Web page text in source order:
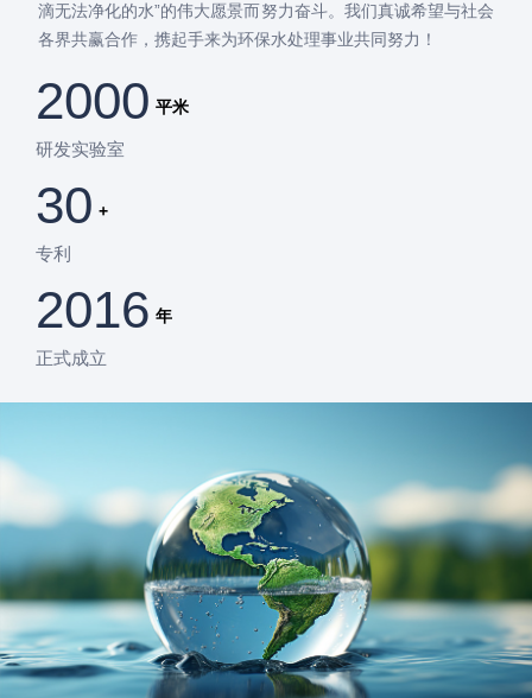
滴无法净化的水”的伟大愿景而努力奋斗。我们真诚希望与社会
各界共赢合作，携起手来为环保水处理事业共同努力！
2000 平米
研发实验室
30 +
专利
2016 年
正式成立